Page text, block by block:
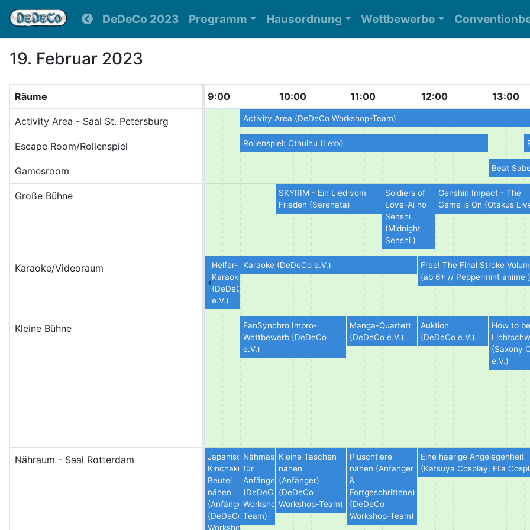
DeDeCo 2023 Programm Hausordnung Wettbewerbe
19. Februar 2023
Räume 9:00 10:00 11:00 12:00 13:00
Activity Area - Saal St. Petersburg
Escape Room/Rollenspiel
Gamesroom
Große Bühne
Karaoke/Videoraum
Kleine Bühne
Nähraum - Saal Rotterdam
Activity Area (DeDeCo Workshop-Team)
Rollenspiel: Cthulhu (Lexx)
Beat
SKYRIM - Ein Lied vom
Frieden (Serenata)
Soldiers of
Love-Ai no
Senshi
(Midnight
Senshi )
Genshin Impact - The
Game is On (Otakus
Helfer-
Karaoke
(DeDeCo
e.V.)
Karaoke (DeDeCo e.V.)
Free! The Final Stroke
(ab 6+ // Peppermint anime )
FanSynchro Impro-
Wettbewerb (DeDeCo
e.V.)
Manga-Quartett
(DeDeCo e.V.)
Auktion
(DeDeCo e.V.)
How to
(Saxony
e.V.)
Japanische
Kinchaku-
Beutel
nähen
(Anfänger)
(DeDeCo
Workshop-
Nähmaschine
für
Anfänger
(DeDeCo
Workshop-
Team)
Kleine Taschen
nähen
(Anfänger)
(DeDeCo
Workshop-Team)
Plüschtiere
nähen (Anfänger
&
Fortgeschrittene)
(DeDeCo
Workshop-Team)
Eine haarige Angelegenheit
(Katsuya Cosplay, Ella